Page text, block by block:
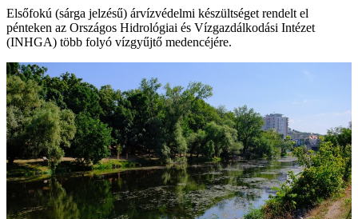
Elsőfokú (sárga jelzésű) árvízvédelmi készültséget rendelt el
pénteken az Országos Hidrológiai és Vízgazdálkodási Intézet
(INHGA) több folyó vízgyűjtő medencéjére.